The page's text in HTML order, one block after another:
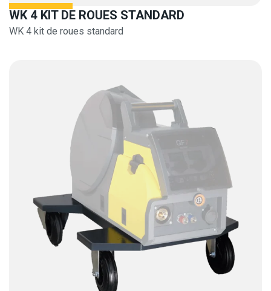
WK 4 KIT DE ROUES STANDARD
WK 4 kit de roues standard